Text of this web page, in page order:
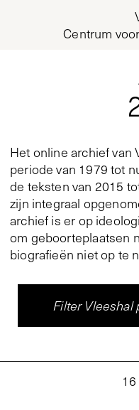
Centrum
Het online archief van
periode van 1979 tot
de teksten van 2015
zijn integraal
archief is er op
om geboorteplaatsen
biografieën niet op te
Filter Vleeshal
16